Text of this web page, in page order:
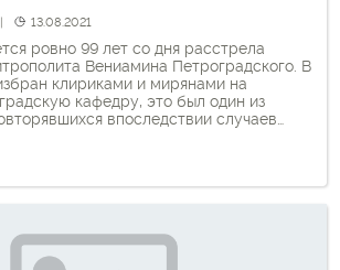
13.08.2021
ровно 99 лет со дня расстрела
Вениамина Петроградского. В
клириками и мирянами на
кафедру, это был один из
впоследствии случаев
в Петрограде выпало на первые
Митрополит Вениамин […]